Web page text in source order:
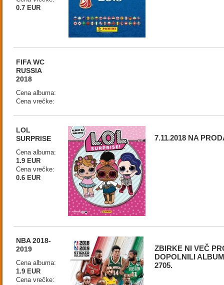
0.7 EUR
FIFA WC
RUSSIA
2018
Cena albuma:
Cena vrečke:
LOL
SURPRISE
Cena albuma:
1.9 EUR
Cena vrečke:
0.6 EUR
7.11.2018 NA
NBA 2018-
2019
Cena albuma:
1.9 EUR
Cena vrečke:
ZBIRKE NI VEČ
DOPOLNILI
2705.